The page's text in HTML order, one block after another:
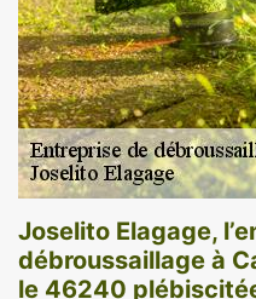
Joselito Elagage,
débroussaillage à
le 46240